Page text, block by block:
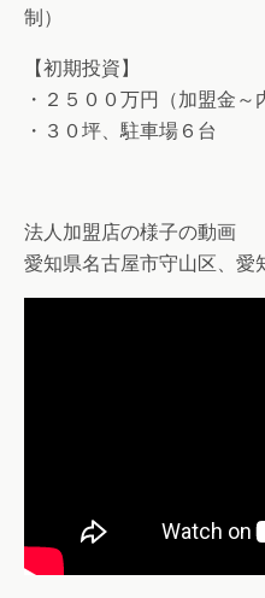
制）
【初期投資】
・２５００万円（加盟金～
・３０坪、駐車場６台
法人加盟店の様子の動画
愛知県名古屋市守山区、愛